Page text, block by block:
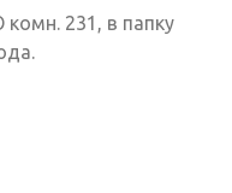
231, в папку